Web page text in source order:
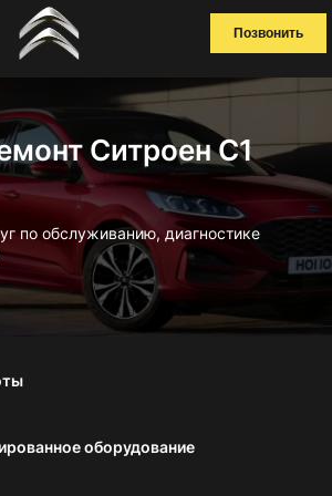
Позвонить
Ситроен С1
по обслуживанию, диагностике
оборудование